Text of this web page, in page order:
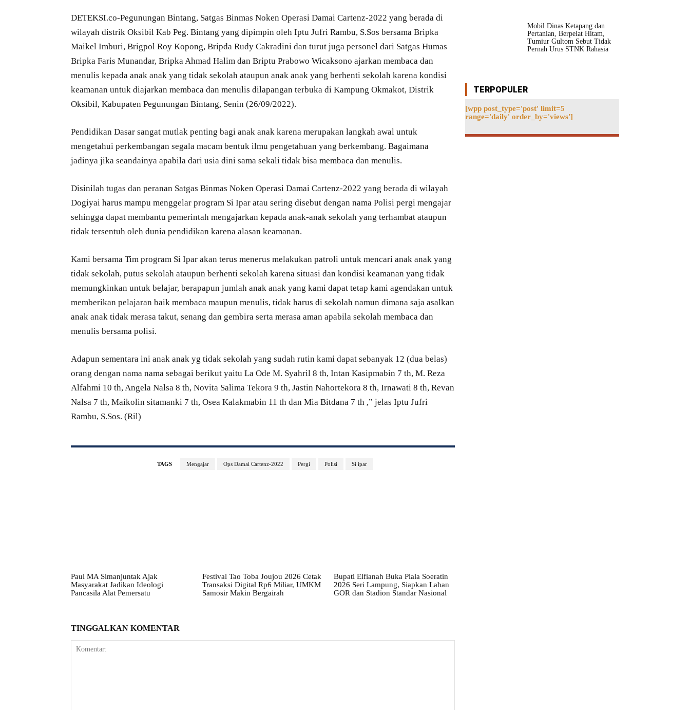
DETEKSI.co-Pegunungan Bintang, Satgas Binmas Noken Operasi Damai Cartenz-2022 yang berada di
wilayah distrik Oksibil Kab Peg. Bintang yang dipimpin oleh Iptu Jufri Rambu, S.Sos bersama Bripka
Maikel Imburi, Brigpol Roy Kopong, Bripda Rudy Cakradini dan turut juga personel dari Satgas Humas
Bripka Faris Munandar, Bripka Ahmad Halim dan Briptu Prabowo Wicaksono ajarkan membaca dan
menulis kepada anak anak yang tidak sekolah ataupun anak anak yang berhenti sekolah karena kondisi
keamanan untuk diajarkan membaca dan menulis dilapangan terbuka di Kampung Okmakot, Distrik
Oksibil, Kabupaten Pegunungan Bintang, Senin (26/09/2022).
Pendidikan Dasar sangat mutlak penting bagi anak anak karena merupakan langkah awal untuk
mengetahui perkembangan segala macam bentuk ilmu pengetahuan yang berkembang. Bagaimana
jadinya jika seandainya apabila dari usia dini sama sekali tidak bisa membaca dan menulis.
Disinilah tugas dan peranan Satgas Binmas Noken Operasi Damai Cartenz-2022 yang berada di wilayah
Dogiyai harus mampu menggelar program Si Ipar atau sering disebut dengan nama Polisi pergi mengajar
sehingga dapat membantu pemerintah mengajarkan kepada anak-anak sekolah yang terhambat ataupun
tidak tersentuh oleh dunia pendidikan karena alasan keamanan.
Kami bersama Tim program Si Ipar akan terus menerus melakukan patroli untuk mencari anak anak yang
tidak sekolah, putus sekolah ataupun berhenti sekolah karena situasi dan kondisi keamanan yang tidak
memungkinkan untuk belajar, berapapun jumlah anak anak yang kami dapat tetap kami agendakan untuk
memberikan pelajaran baik membaca maupun menulis, tidak harus di sekolah namun dimana saja asalkan
anak anak tidak merasa takut, senang dan gembira serta merasa aman apabila sekolah membaca dan
menulis bersama polisi.
Adapun sementara ini anak anak yg tidak sekolah yang sudah rutin kami dapat sebanyak 12 (dua belas)
orang dengan nama nama sebagai berikut yaitu La Ode M. Syahril 8 th, Intan Kasipmabin 7 th, M. Reza
Alfahmi 10 th, Angela Nalsa 8 th, Novita Salima Tekora 9 th, Jastin Nahortekora 8 th, Irnawati 8 th, Revan
Nalsa 7 th, Maikolin sitamanki 7 th, Osea Kalakmabin 11 th dan Mia Bitdana 7 th ,” jelas Iptu Jufri
Rambu, S.Sos. (Ril)
TAGS Mengajar Ops Damai Cartenz-2022 Pergi Polisi Si ipar
Paul MA Simanjuntak Ajak
Masyarakat Jadikan Ideologi
Pancasila Alat Pemersatu
Festival Tao Toba Joujou 2026 Cetak
Transaksi Digital Rp6 Miliar, UMKM
Samosir Makin Bergairah
Bupati Elfianah Buka Piala Soeratin
2026 Seri Lampung, Siapkan Lahan
GOR dan Stadion Standar Nasional
TINGGALKAN KOMENTAR
Mobil Dinas Ketapang dan
Pertanian, Berpelat Hitam,
Tumiur Gultom Sebut Tidak
Pernah Urus STNK Rahasia
TERPOPULER
[wpp post_type='post' limit=5
range='daily' order_by='views']